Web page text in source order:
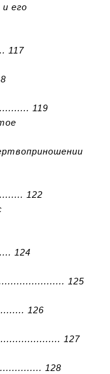
его
117
119
122
124
125
126
127
128